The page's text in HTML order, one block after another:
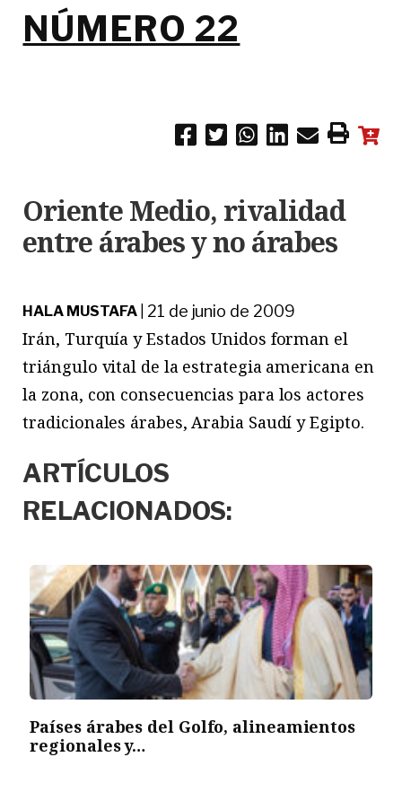
NÚMERO 22
Oriente Medio, rivalidad
entre árabes y no árabes
HALA MUSTAFA 21 de junio de 2009
Irán, Turquía y Estados Unidos forman el
triángulo vital de la estrategia americana en
la zona, con consecuencias para los actores
tradicionales árabes, Arabia Saudí y Egipto.
ARTÍCULOS
RELACIONADOS:
Países árabes del Golfo, alineamientos
regionales y…